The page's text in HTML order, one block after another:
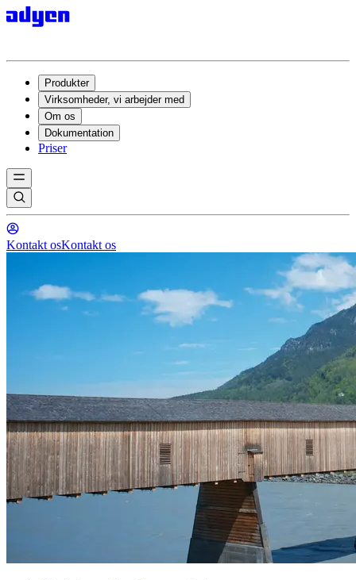
Produkter
Virksomheder, vi arbejder med
Om os
Dokumentation
Priser
Kontakt osKontakt os